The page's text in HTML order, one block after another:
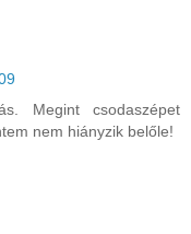
Megint csodaszépet
nem hiányzik belőle!